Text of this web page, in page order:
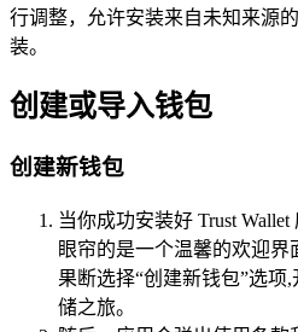
行调整，允许安装来自未知来源
装。
创建或导入钱包
创建新钱包
当你成功安装好 Trust
眼帘的是一个温馨的欢迎
果断选择“创建新钱包”选
储之旅。